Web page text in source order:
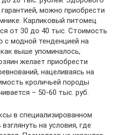
можно приобрести
Карликовый питомец
от 30 до 40 тыс. Стоимость
с модной тенденцией на
выше упоминалось,
желает приобрести
нацеливаясь на
кроличьей породы
– 50-60 тыс. руб.
в специализированном
на условия, где